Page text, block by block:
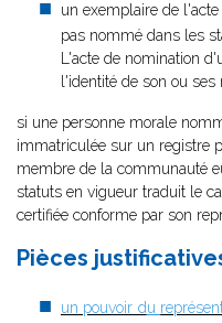
un exemplaire de
pas nommé dans les
L'acte de nomination
l'identité de son ou
si une personne morale
immatriculée sur un registre
membre de la communauté
statuts en vigueur traduit le
certifiée conforme par son
Pièces
un pouvoir du